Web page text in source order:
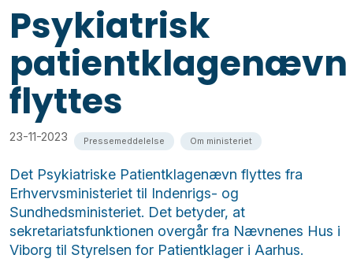
Psykiatrisk
patientklagenævn
flyttes
23-11-2023 Pressemeddelelse Om ministeriet
Det Psykiatriske Patientklagenævn flyttes fra
Erhvervsministeriet til Indenrigs- og
Sundhedsministeriet. Det betyder, at
sekretariatsfunktionen overgår fra Nævnenes Hus i
Viborg til Styrelsen for Patientklager i Aarhus.